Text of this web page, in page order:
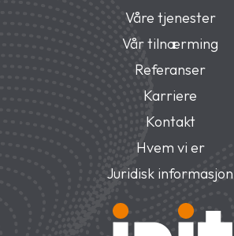
Våre tjenester
Vår tilnærming
Referanser
Karriere
Kontakt
Hvem vi er
Juridisk informasjon